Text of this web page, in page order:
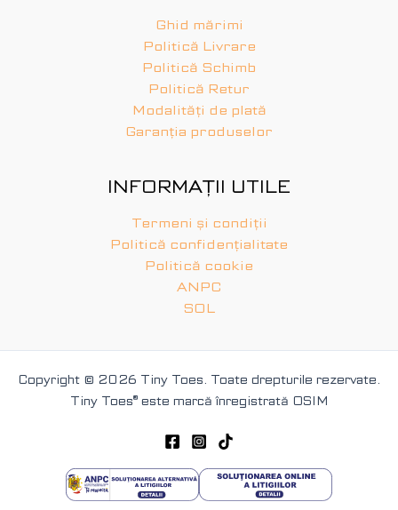
Ghid mărimi
Politică Livrare
Politică Schimb
Politică Retur
Modalități de plată
Garanția produselor
INFORMAȚII UTILE
Termeni și condiții
Politică confidențialitate
Politică cookie
ANPC
SOL
Copyright © 2026 Tiny Toes. Toate drepturile rezervate.
Tiny Toes®este marcă înregistrată OSIM